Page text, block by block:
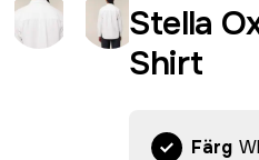
Stella
Shirt
Färg